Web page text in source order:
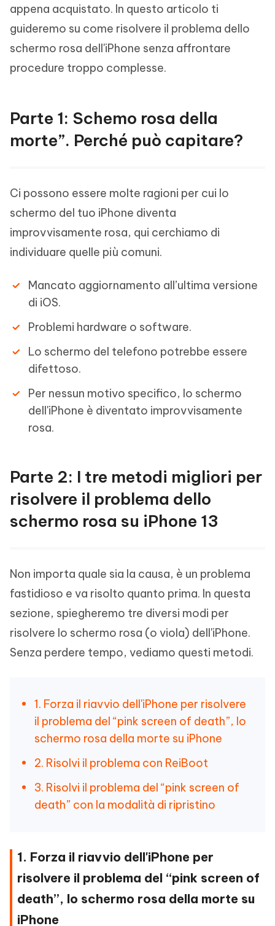
appena acquistato. In questo articolo ti
guideremo su come risolvere il problema dello
schermo rosa dell'iPhone senza affrontare
procedure troppo complesse.
Parte 1: Schemo rosa della
morte”. Perché può capitare?
Ci possono essere molte ragioni per cui lo
schermo del tuo iPhone diventa
improvvisamente rosa, qui cerchiamo di
individuare quelle più comuni.
Mancato aggiornamento all’ultima versione
di iOS.
Problemi hardware o software.
Lo schermo del telefono potrebbe essere
difettoso.
Per nessun motivo specifico, lo schermo
dell'iPhone è diventato improvvisamente
rosa.
Parte 2: I tre metodi migliori per
risolvere il problema dello
schermo rosa su iPhone 13
Non importa quale sia la causa, è un problema
fastidioso e va risolto quanto prima. In questa
sezione, spiegheremo tre diversi modi per
risolvere lo schermo rosa (o viola) dell'iPhone.
Senza perdere tempo, vediamo questi metodi.
1. Forza il riavvio dell'iPhone per risolvere
il problema del “pink screen of death”, lo
schermo rosa della morte su iPhone
2. Risolvi il problema con ReiBoot
3. Risolvi il problema del “pink screen of
death” con la modalità di ripristino
1. Forza il riavvio dell'iPhone per
risolvere il problema del “pink screen of
death”, lo schermo rosa della morte su
iPhone